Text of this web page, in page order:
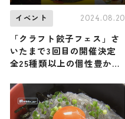
イベント 2024.08.20
「クラフト餃子フェス」さ
いたまで3回目の開催決定
全25種類以上の個性豊かな